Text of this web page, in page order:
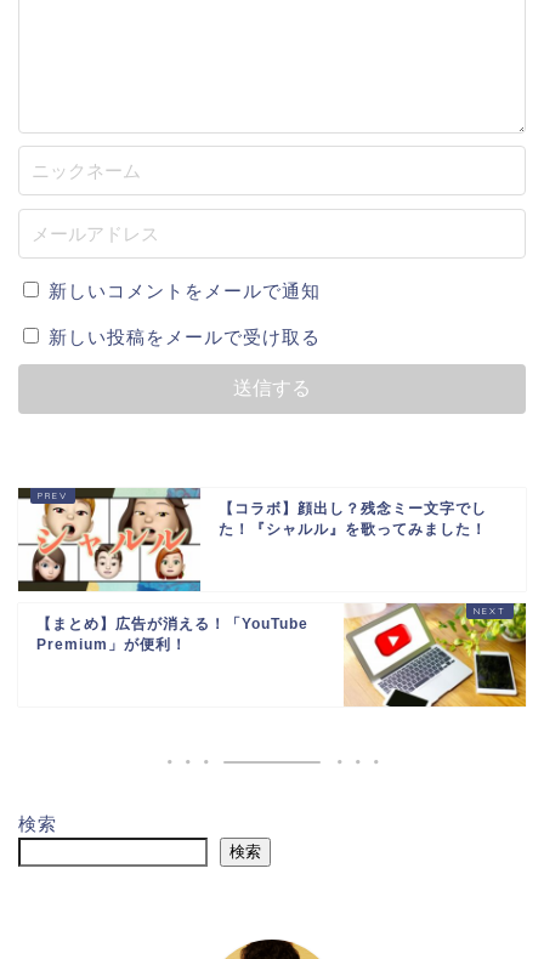
新しいコメントをメールで通知
新しい投稿をメールで受け取る
【コラボ】顔出し？残念ミー文字でし
た！『シャルル』を歌ってみました！
【まとめ】広告が消える！「YouTube
Premium」が便利！
検索
検索